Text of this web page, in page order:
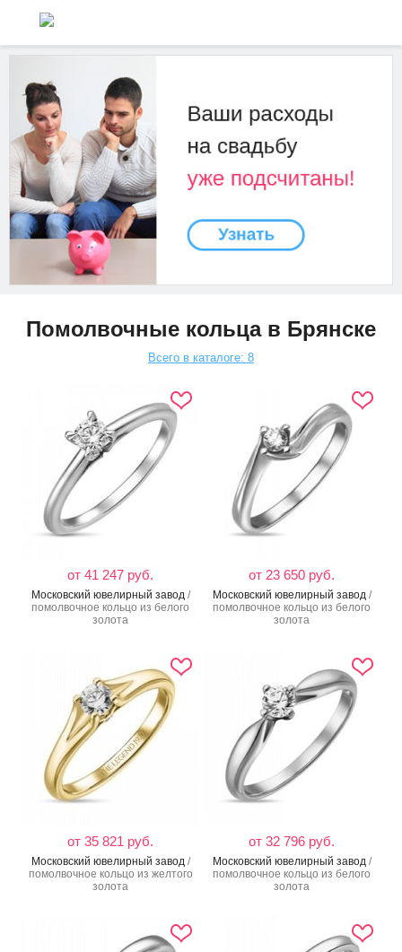
Помолвочные кольца в Брянске
Всего в каталоге: 8
от 41 247 руб.
Московский ювелирный завод /
помолвочное кольцо из белого
золота
от 23 650 руб.
Московский ювелирный завод /
помолвочное кольцо из белого
золота
от 35 821 руб.
Московский ювелирный завод /
помолвочное кольцо из желтого
золота
от 32 796 руб.
Московский ювелирный завод /
помолвочное кольцо из белого
золота